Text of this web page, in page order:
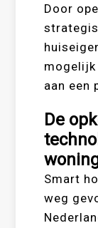
Door
aan een
De
Smart
weg